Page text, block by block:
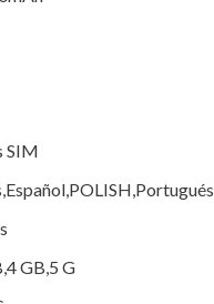
SIM
GB,5 G